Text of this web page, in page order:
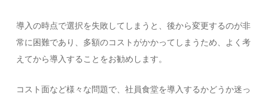
導入の時点で選択を失敗してしまうと、後から変更するのが非
常に困難であり、多額のコストがかかってしまうため、よく考
えてから導入することをお勧めします。
コスト面など様々な問題で、社員食堂を導入するかどうか迷っ